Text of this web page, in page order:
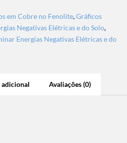
em Cobre no Fenolite,Gráficos
Negativas Elétricas e do Solo,
Energias Negativas Elétricas e do
Avaliações (0)